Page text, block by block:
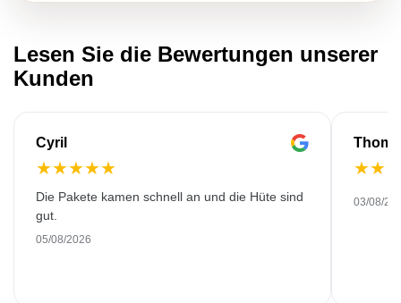
Lesen Sie die Bewertungen unserer
Kunden
Cyril
★★★★★
Die Pakete kamen schnell an und die Hüte sind
gut.
05/08/2026
★★
03/08/